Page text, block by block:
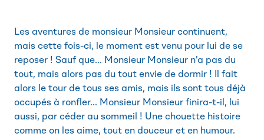
Les aventures de monsieur Monsieur continuent,
mais cette fois-ci, le moment est venu pour lui de se
reposer ! Sauf que... Monsieur Monsieur n'a pas du
tout, mais alors pas du tout envie de dormir ! Il fait
alors le tour de tous ses amis, mais ils sont tous déjà
occupés à ronfler... Monsieur Monsieur finira-t-il, lui
aussi, par céder au sommeil ! Une chouette histoire
comme on les aime, tout en douceur et en humour.